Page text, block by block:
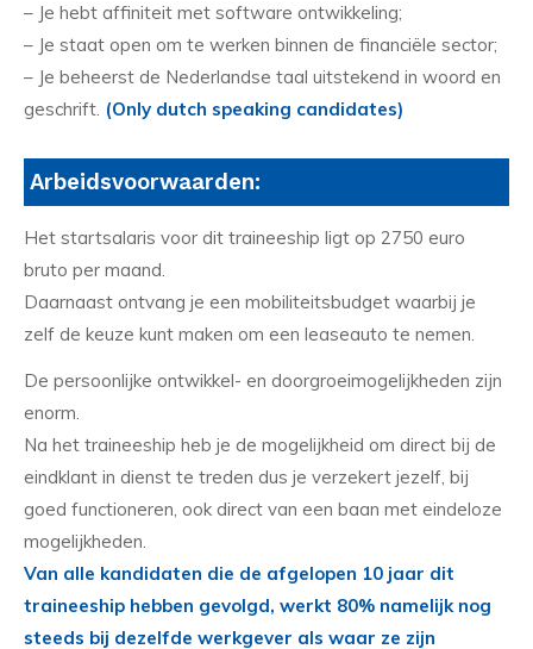
– Je hebt affiniteit met software ontwikkeling;
– Je staat open om te werken binnen de financiële sector;
– Je beheerst de Nederlandse taal uitstekend in woord en
geschrift. (Only dutch speaking candidates)
Arbeidsvoorwaarden:
Het startsalaris voor dit traineeship ligt op 2750 euro
bruto per maand.
Daarnaast ontvang je een mobiliteitsbudget waarbij je
zelf de keuze kunt maken om een leaseauto te nemen.
De persoonlijke ontwikkel- en doorgroeimogelijkheden zijn
enorm.
Na het traineeship heb je de mogelijkheid om direct bij de
eindklant in dienst te treden dus je verzekert jezelf, bij
goed functioneren, ook direct van een baan met eindeloze
mogelijkheden.
Van alle kandidaten die de afgelopen 10 jaar dit
traineeship hebben gevolgd, werkt 80% namelijk nog
steeds bij dezelfde werkgever als waar ze zijn